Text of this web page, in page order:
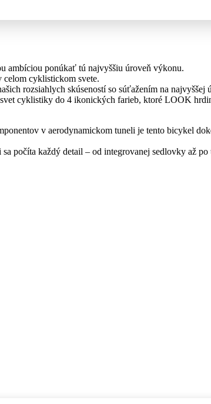
ambíciou ponúkať tú najvyššiu úroveň výkonu.
cyklistickom svete.
rozsiahlych skúseností so súťažením na najvyššej
cyklistiky do 4 ikonických farieb, ktoré LOOK
v aerodynamickom tuneli je tento bicykel
počíta každý detail – od integrovanej sedlovky až